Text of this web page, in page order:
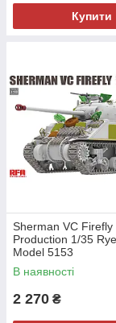
Купити
Sherman VC Firefly
Production 1/35
Model 5153
В наявності
2 270 ₴